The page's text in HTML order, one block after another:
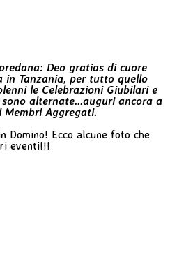
Deo gratias di cuore
in Tanzania, per tutto quello
le Celebrazioni Giubilari e
alternate…auguri ancora a
Membri Aggregati.
Domino! Ecco alcune foto che
eventi!!!